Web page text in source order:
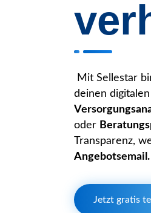
Mit Sellestar
deinen
oder
Transparenz,
Angebotsemail.
Jetzt gratis